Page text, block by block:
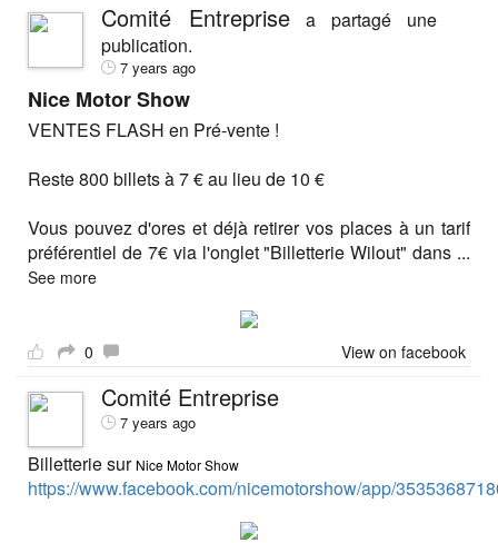
Comité Entreprise a partagé une
publication.
7 years ago
Nice Motor Show
VENTES FLASH en Pré-vente !
Reste 800 billets à 7 € au lieu de 10 €
Vous pouvez d'ores et déjà retirer vos places à un tarif
préférentiel de 7€ via l'onglet "Billetterie Wilout" dans ...
See more
0 View on facebook
Comité Entreprise
7 years ago
Billetterie sur Nice Motor Show
https://www.facebook.com/nicemotorshow/app/